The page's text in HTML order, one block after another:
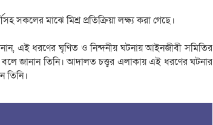
সকলের মাঝে মিশ্র প্রতিক্রিয়া লক্ষ্য করা গেছে।
এই ধরণের ঘৃণিত ও নিন্দনীয় ঘটনায় আইনজীবী সমিতির
জানান তিনি। আদালত চত্ত্বর এলাকায় এই ধরণের ঘটনার
তিনি।